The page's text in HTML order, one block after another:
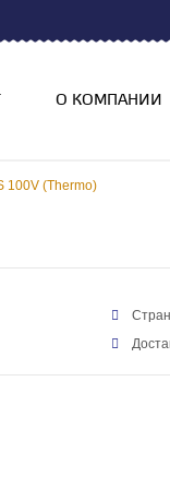
О КОМПАНИИ
100V (Thermo)